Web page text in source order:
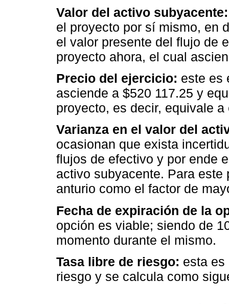
Valor del activo subyacente:
el proyecto por sí mismo, en
el valor presente del flujo de
proyecto ahora, el cual
Precio del ejercicio: este es
asciende a $520 117.25 y
proyecto, es decir, equivale
Varianza en el valor del
ocasionan que exista
flujos de efectivo y por ende
activo subyacente. Para
anturio como el factor de
Fecha de expiración de la
opción es viable; siendo de
momento durante el mismo.
Tasa libre de riesgo: esta es
riesgo y se calcula como